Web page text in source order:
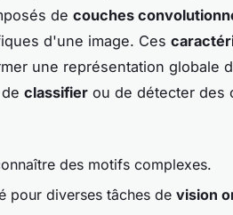
de couches
d'une image. Ces
une représentation globale
de classifier ou de détecter des
des motifs complexes.
pour diverses tâches de vision